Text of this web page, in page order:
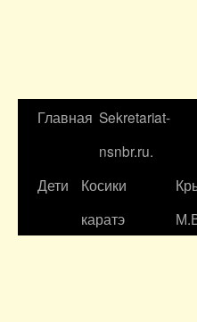
Главная Sekretariat-
nsnbr.ru.
Дети
Косики
каратэ